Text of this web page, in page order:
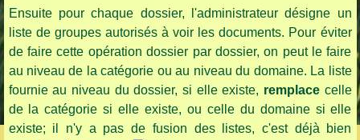
Ensuite pour chaque dossier, l'administrateur désigne un
liste de groupes autorisés à voir les documents. Pour éviter
de faire cette opération dossier par dossier, on peut le faire
au niveau de la catégorie ou au niveau du domaine. La liste
fournie au niveau du dossier, si elle existe, remplace celle
de la catégorie si elle existe, ou celle du domaine si elle
existe; il n'y a pas de fusion des listes, c'est déjà bien